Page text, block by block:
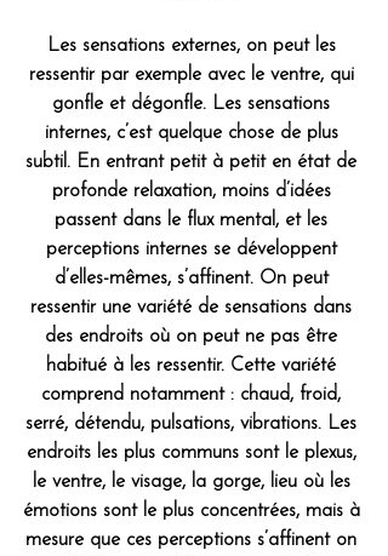
Les sensations externes, on peut les
ressentir par exemple avec le ventre, qui
gonfle et dégonfle. Les sensations
internes, c’est quelque chose de plus
subtil. En entrant petit à petit en état de
profonde relaxation, moins d’idées
passent dans le flux mental, et les
perceptions internes se développent
d’elles-mêmes, s’affinent. On peut
ressentir une variété de sensations dans
des endroits où on peut ne pas être
habitué à les ressentir. Cette variété
comprend notamment : chaud, froid,
serré, détendu, pulsations, vibrations. Les
endroits les plus communs sont le plexus,
le ventre, le visage, la gorge, lieu où les
émotions sont le plus concentrées, mais à
mesure que ces perceptions s’affinent on